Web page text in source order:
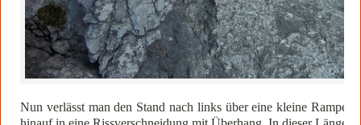
Nun verlässt man den Stand nach links über eine kleine Rampe